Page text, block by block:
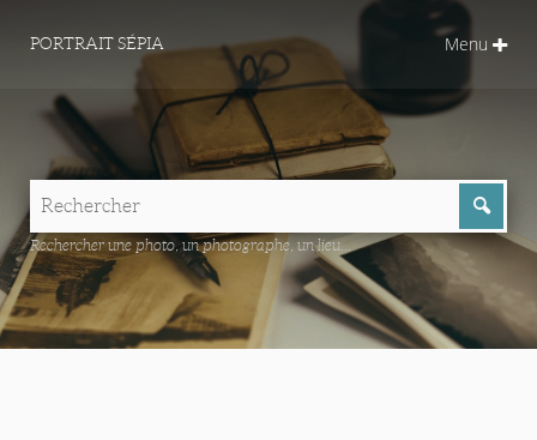
PORTRAIT SÉPIA Menu
Rechercher une photo, un photographe, un lieu...